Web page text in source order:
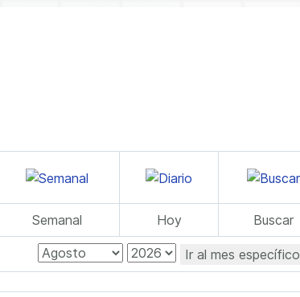
Semanal Hoy Buscar
Ir al mes específico